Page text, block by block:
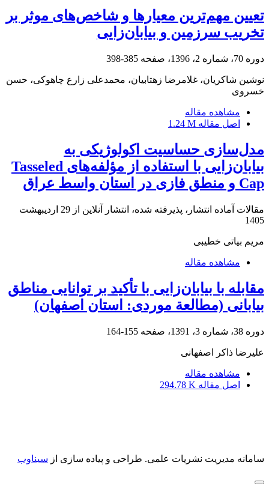
تعیین مهم‌ترین معیارها و شاخص‌های موثر بر
تخریب سرزمین و بیابان‌زایی
دوره 70، شماره 2، 1396، صفحه 385-398
نوشین شاکریان، غلامرضا زهتابیان، محمدعلی زارع چاهوکی، حسن
خسروی
مشاهده مقاله
اصل مقاله 1.24 M
مدل‌سازی حساسیت اکولوژیکی به
بیابان‌زایی با استفاده از مؤلفه‌های Tasseled
Cap و منطق فازی در استان واسط عراق
مقالات آماده انتشار، پذیرفته شده، انتشار آنلاین از
29 اردیبهشت
1405
مریم بیاتی خطیبی
مشاهده مقاله
مقابله با بیابان‌زایی با تأکید بر توانایی مناطق
بیابانی (مطالعة موردی: استان اصفهان)
دوره 38، شماره 3، 1391، صفحه 155-164
علیرضا ذاکر اصفهانی
مشاهده مقاله
اصل مقاله 294.78 K
سامانه مدیریت نشریات علمی. طراحی و پیاده سازی از سیناوب